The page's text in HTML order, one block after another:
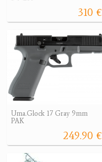
310 €
Uma.Glock 17 Gray 9mm
PAK
249.90 €